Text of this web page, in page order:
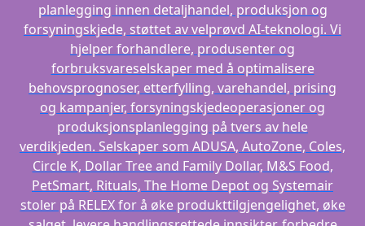
planlegging innen detaljhandel, produksjon og
forsyningskjede, støttet av velprøvd AI-teknologi. Vi
hjelper forhandlere, produsenter og
forbruksvareselskaper med å optimalisere
behovsprognoser, etterfylling, varehandel, prising
og kampanjer, forsyningskjedeoperasjoner og
produksjonsplanlegging på tvers av hele
verdikjeden. Selskaper som ADUSA, AutoZone, Coles,
Circle K, Dollar Tree and Family Dollar, M&S Food,
PetSmart, Rituals, The Home Depot og Systemair
stoler på RELEX for å øke produkttilgjengelighet, øke